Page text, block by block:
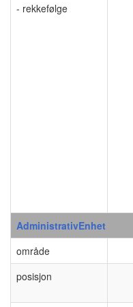
- rekkefølge
AdministrativEnhet
område
posisjon